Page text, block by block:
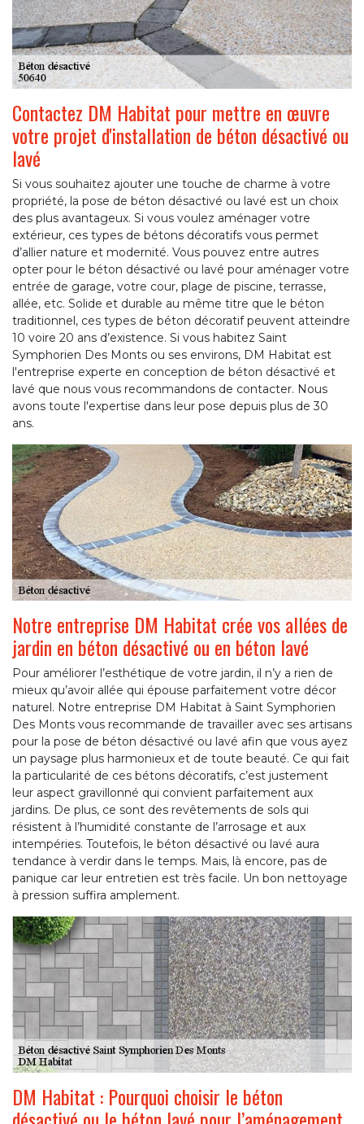
Contactez DM Habitat pour mettre en œuvre
votre projet d'installation de béton désactivé ou
lavé
Si vous souhaitez ajouter une touche de charme à votre
propriété, la pose de béton désactivé ou lavé est un choix
des plus avantageux. Si vous voulez aménager votre
extérieur, ces types de bétons décoratifs vous permet
d’allier nature et modernité. Vous pouvez entre autres
opter pour le béton désactivé ou lavé pour aménager votre
entrée de garage, votre cour, plage de piscine, terrasse,
allée, etc. Solide et durable au même titre que le béton
traditionnel, ces types de béton décoratif peuvent atteindre
10 voire 20 ans d’existence. Si vous habitez Saint
Symphorien Des Monts ou ses environs, DM Habitat est
l'entreprise experte en conception de béton désactivé et
lavé que nous vous recommandons de contacter. Nous
avons toute l'expertise dans leur pose depuis plus de 30
ans.
Notre entreprise DM Habitat crée vos allées de
jardin en béton désactivé ou en béton lavé
Pour améliorer l’esthétique de votre jardin, il n’y a rien de
mieux qu’avoir allée qui épouse parfaitement votre décor
naturel. Notre entreprise DM Habitat à Saint Symphorien
Des Monts vous recommande de travailler avec ses artisans
pour la pose de béton désactivé ou lavé afin que vous ayez
un paysage plus harmonieux et de toute beauté. Ce qui fait
la particularité de ces bétons décoratifs, c’est justement
leur aspect gravillonné qui convient parfaitement aux
jardins. De plus, ce sont des revêtements de sols qui
résistent à l’humidité constante de l’arrosage et aux
intempéries. Toutefois, le béton désactivé ou lavé aura
tendance à verdir dans le temps. Mais, là encore, pas de
panique car leur entretien est très facile. Un bon nettoyage
à pression suffira amplement.
DM Habitat : Pourquoi choisir le béton